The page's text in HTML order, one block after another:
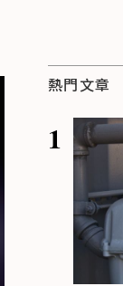
熱門文章
1